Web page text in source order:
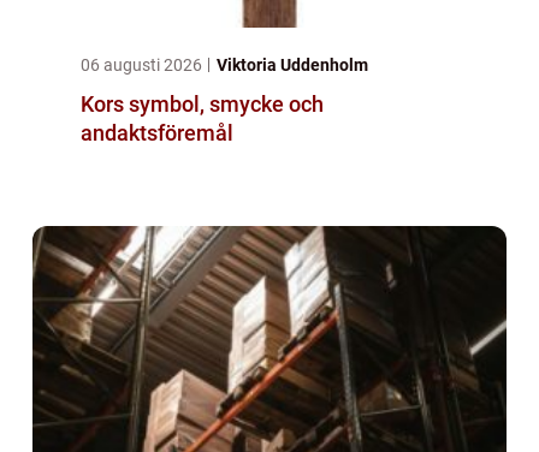
06 augusti 2026 Viktoria Uddenholm
Kors symbol, smycke och
andaktsföremål